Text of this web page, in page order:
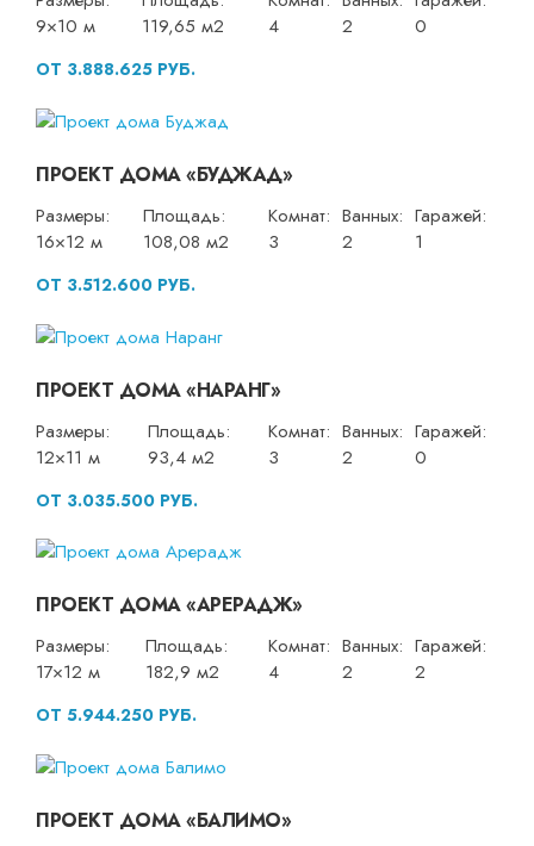
9×10 м
119,65 м2
4
2
0
ОТ 3.888.625 РУБ.
ПРОЕКТ ДОМА «БУДЖАД»
Размеры:
16×12 м
Площадь:
108,08 м2
Комнат:
3
Ванных:
2
Гаражей:
1
ОТ 3.512.600 РУБ.
ПРОЕКТ ДОМА «НАРАНГ»
Размеры:
12×11 м
Площадь:
93,4 м2
Комнат:
3
Ванных:
2
Гаражей:
0
ОТ 3.035.500 РУБ.
ПРОЕКТ ДОМА «АРЕРАДЖ»
Размеры:
17×12 м
Площадь:
182,9 м2
Комнат:
4
Ванных:
2
Гаражей:
2
ОТ 5.944.250 РУБ.
ПРОЕКТ ДОМА «БАЛИМО»